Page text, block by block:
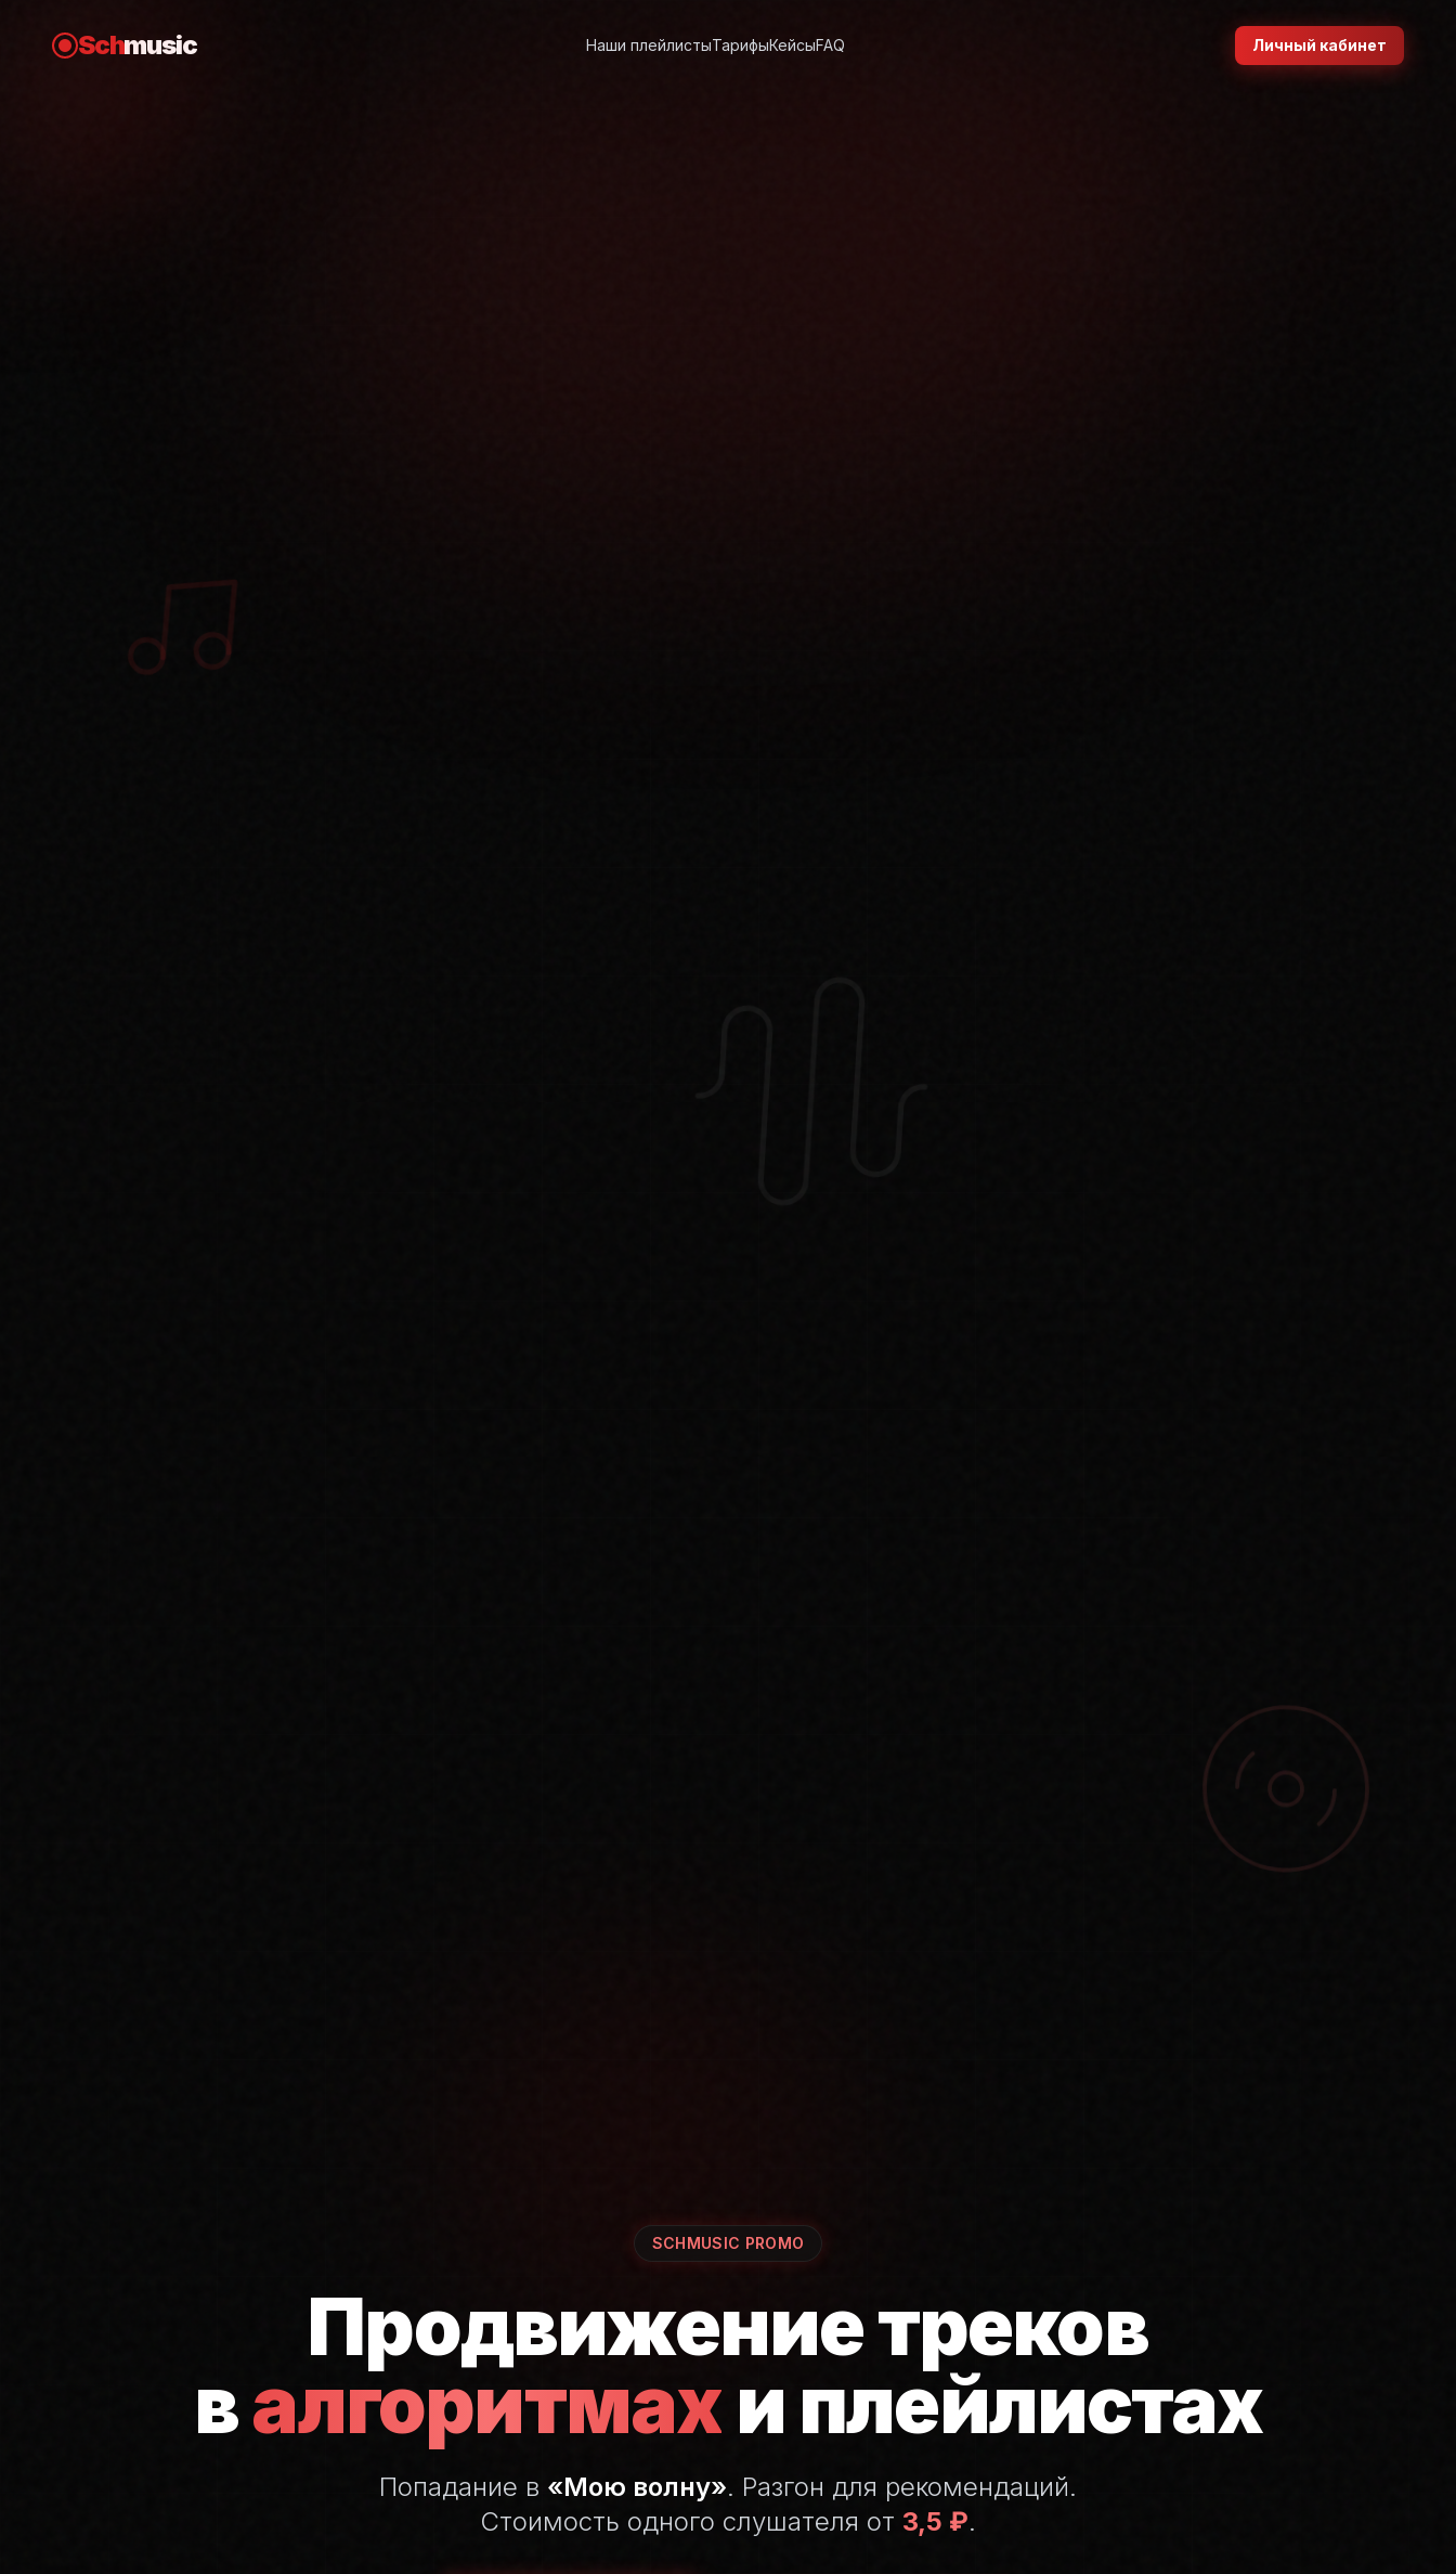
Schmusic Наши плейлистыТарифыКейсыFAQ Личный кабинет
SCHMUSIC PROMO
Продвижение треков
валгоритмахи плейлистах
Попадание в «Мою волну». Разгон для рекомендаций.
Стоимость одного слушателя от 3,5 ₽.